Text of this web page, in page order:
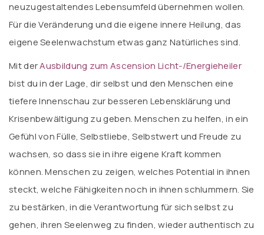
neuzugestaltendes Lebensumfeld übernehmen wollen.
Für die Veränderung und die eigene innere Heilung, das
eigene Seelenwachstum etwas ganz Natürliches sind.
Mit derAusbildung zum Ascension Licht-/Energieheiler
bist du in der Lage, dir selbst und den Menschen eine
tiefere Innenschau zur besseren Lebensklärung und
Krisenbewältigung zu geben. Menschen zu helfen, in ein
Gefühl von Fülle, Selbstliebe, Selbstwert und Freude zu
wachsen, so dass sie in ihre eigene Kraft kommen
können. Menschen zu zeigen, welches Potential in ihnen
steckt, welche Fähigkeiten noch in ihnen schlummern. Sie
zu bestärken, in die Verantwortung für sich selbst zu
gehen, ihren Seelenweg zu finden, wieder authentisch zu